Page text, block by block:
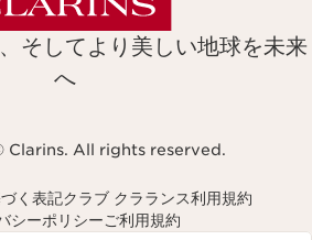
そしてより美しい地球を未来
へ
All rights reserved.
く表記クラブ クラランス利用規約
シーポリシーご利用規約